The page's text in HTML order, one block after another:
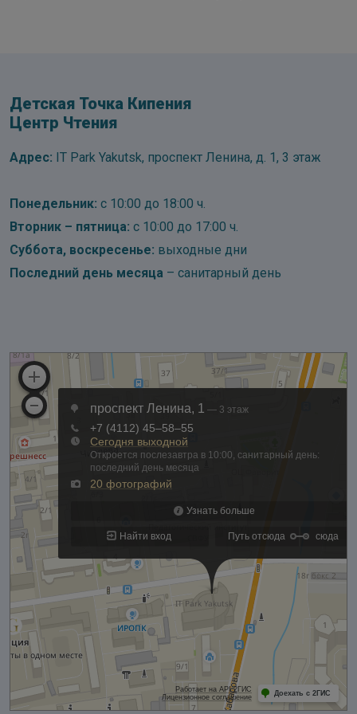
Детская Точка Кипения
Центр Чтения
Адрес: IT Park Yakutsk, проспект Ленина, д. 1, 3 этаж
Понедельник: с 10:00 до 18:00 ч.
Вторник – пятница: с 10:00 до 17:00 ч.
Суббота, воскресенье: выходные дни
Последний день месяца – санитарный день